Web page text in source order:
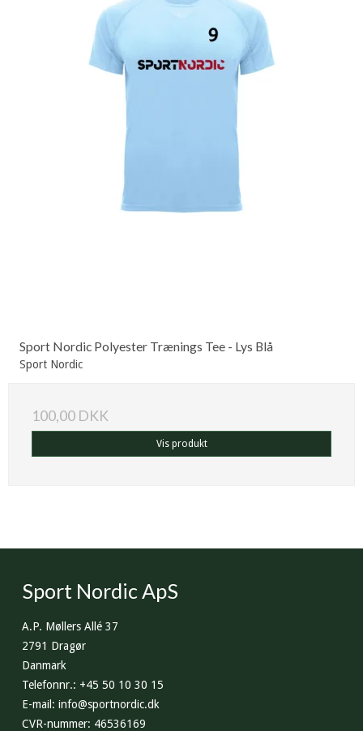
Sport Nordic Polyester Trænings Tee - Lys Blå
Sport Nordic
100,00 DKK
Vis produkt
Sport Nordic ApS
A.P. Møllers Allé 37
2791 Dragør
Danmark
Telefonnr.: +45 50 10 30 15
E-mail : info@sportnordic.dk
CVR-nummer: 46536169